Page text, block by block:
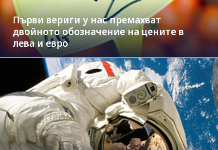
Първи вериги у нас премахват
двойното обозначение на цените в
лева и евро